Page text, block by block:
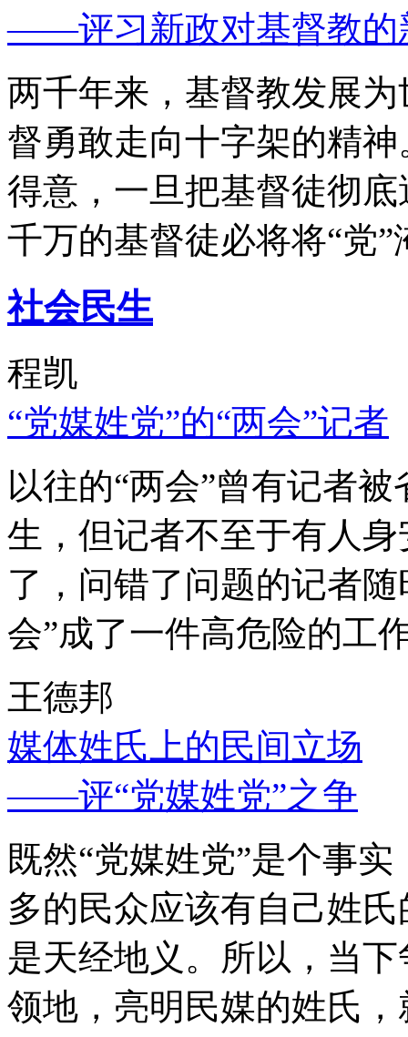
——评习新政对基督教的
两千年来，基督教发展
督勇敢走向十字架的精
得意，一旦把基督徒彻
千万的基督徒必将将“党”
社会民生
程凯
“党媒姓党”的“两会”记者
以往的“两会”曾有记者
生，但记者不至于有人
了，问错了问题的记者
会”成了一件高危险的工
王德邦
媒体姓氏上的民间立场
——评“党媒姓党”之争
既然“党媒姓党”是个事
多的民众应该有自己姓
是天经地义。所以，当
领地，亮明民媒的姓氏